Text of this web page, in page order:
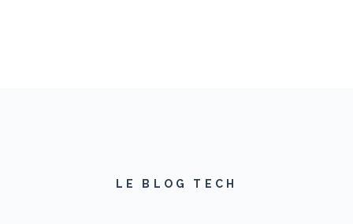
LE BLOG TECH